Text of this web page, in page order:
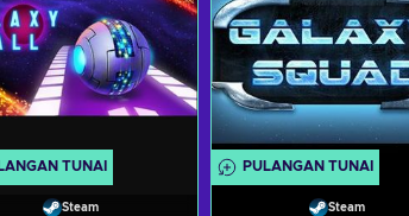
TUNAI
Steam
PULANGAN TUNAI
Steam